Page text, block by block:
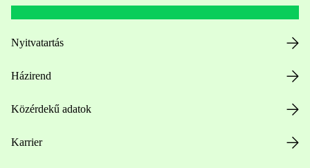
Nyitvatartás
Házirend
Közérdekű adatok
Karrier